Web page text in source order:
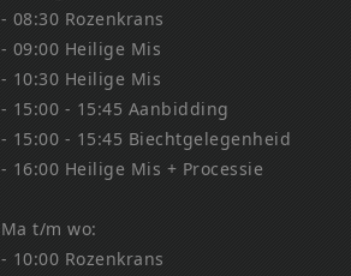
- 08:30 Rozenkrans
- 09:00 Heilige Mis
- 10:30 Heilige Mis
- 15:00 - 15:45 Aanbidding
- 15:00 - 15:45 Biechtgelegenheid
- 16:00 Heilige Mis + Processie
Ma t/m wo:
- 10:00 Rozenkrans